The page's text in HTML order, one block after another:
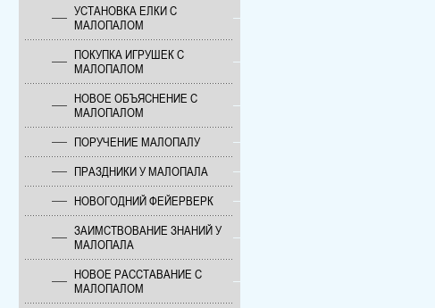
УСТАНОВКА ЕЛКИ С
МАЛОПАЛОМ
ПОКУПКА ИГРУШЕК С
МАЛОПАЛОМ
НОВОЕ ОБЪЯСНЕНИЕ С
МАЛОПАЛОМ
ПОРУЧЕНИЕ МАЛОПАЛУ
ПРАЗДНИКИ У МАЛОПАЛА
НОВОГОДНИЙ ФЕЙЕРВЕРК
ЗАИМСТВОВАНИЕ ЗНАНИЙ У
МАЛОПАЛА
НОВОЕ РАССТАВАНИЕ С
МАЛОПАЛОМ